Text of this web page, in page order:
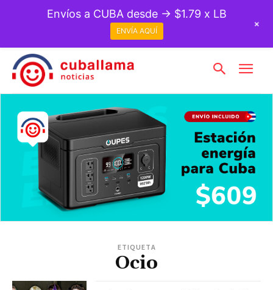
ETIQUETA
Ocio
Envíos a CUBA desde → $1.79 x LB
ENVÍA AQUÍ
+